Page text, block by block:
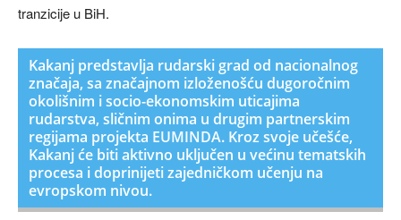
tranzicije u BiH.
Kakanj predstavlja rudarski grad od nacionalnog
značaja, sa značajnom izloženošću dugoročnim
okolišnim i socio-ekonomskim uticajima
rudarstva, sličnim onima u drugim partnerskim
regijama projekta EUMINDA. Kroz svoje učešće,
Kakanj će biti aktivno uključen u većinu tematskih
procesa i doprinijeti zajedničkom učenju na
evropskom nivou.